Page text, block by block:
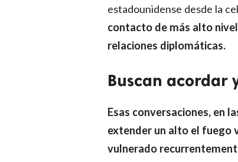
estadounidense desde la
contacto de más alto
relaciones diplomáticas.
Buscan acordar
Esas conversaciones, en
extender un alto el fuego
vulnerado